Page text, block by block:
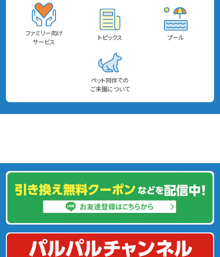
ファミリー向け
サービス
トピックス プール
ペット同伴での
ご来園について